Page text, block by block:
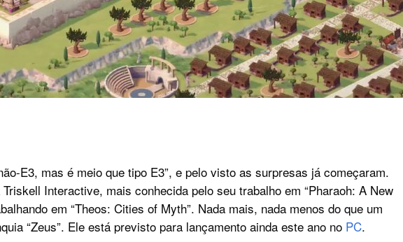
E3, mas é meio que tipo E3”, e pelo visto as surpresas já começaram.
Interactive, mais conhecida pelo seu trabalho em “Pharaoh: A New
em “Theos: Cities of Myth”. Nada mais, nada menos do que um
“Zeus”. Ele está previsto para lançamento ainda este ano no PC.